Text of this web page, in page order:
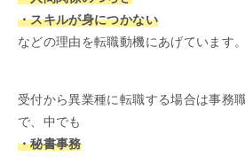
・スキルが身につかない
などの理由を転職動機にあげています。
受付から異業種に転職する場合は事務
で、中でも
・秘書事務